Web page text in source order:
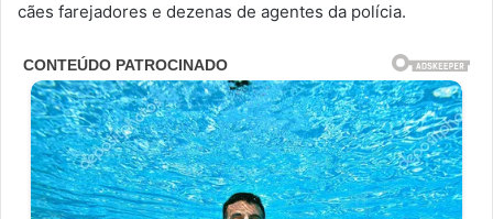
cães farejadores e dezenas de agentes da polícia.